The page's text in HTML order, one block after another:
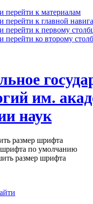
перейти к материалам
перейти к главной
перейти к первому
перейти ко второму
им.
наук